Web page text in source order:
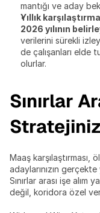
mantığı ve aday
Yıllık
2026 yılının
verilerini sürekli
de çalışanları elde
olurlar.
Sınırlar
Maaş karşılaştırması,
adaylarınızın gerçekte
Sınırlar arası işe
değil, koridora özel